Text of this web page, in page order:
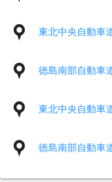
東北中央自動車
徳島南部自動車
東北中央自動車
徳島南部自動車